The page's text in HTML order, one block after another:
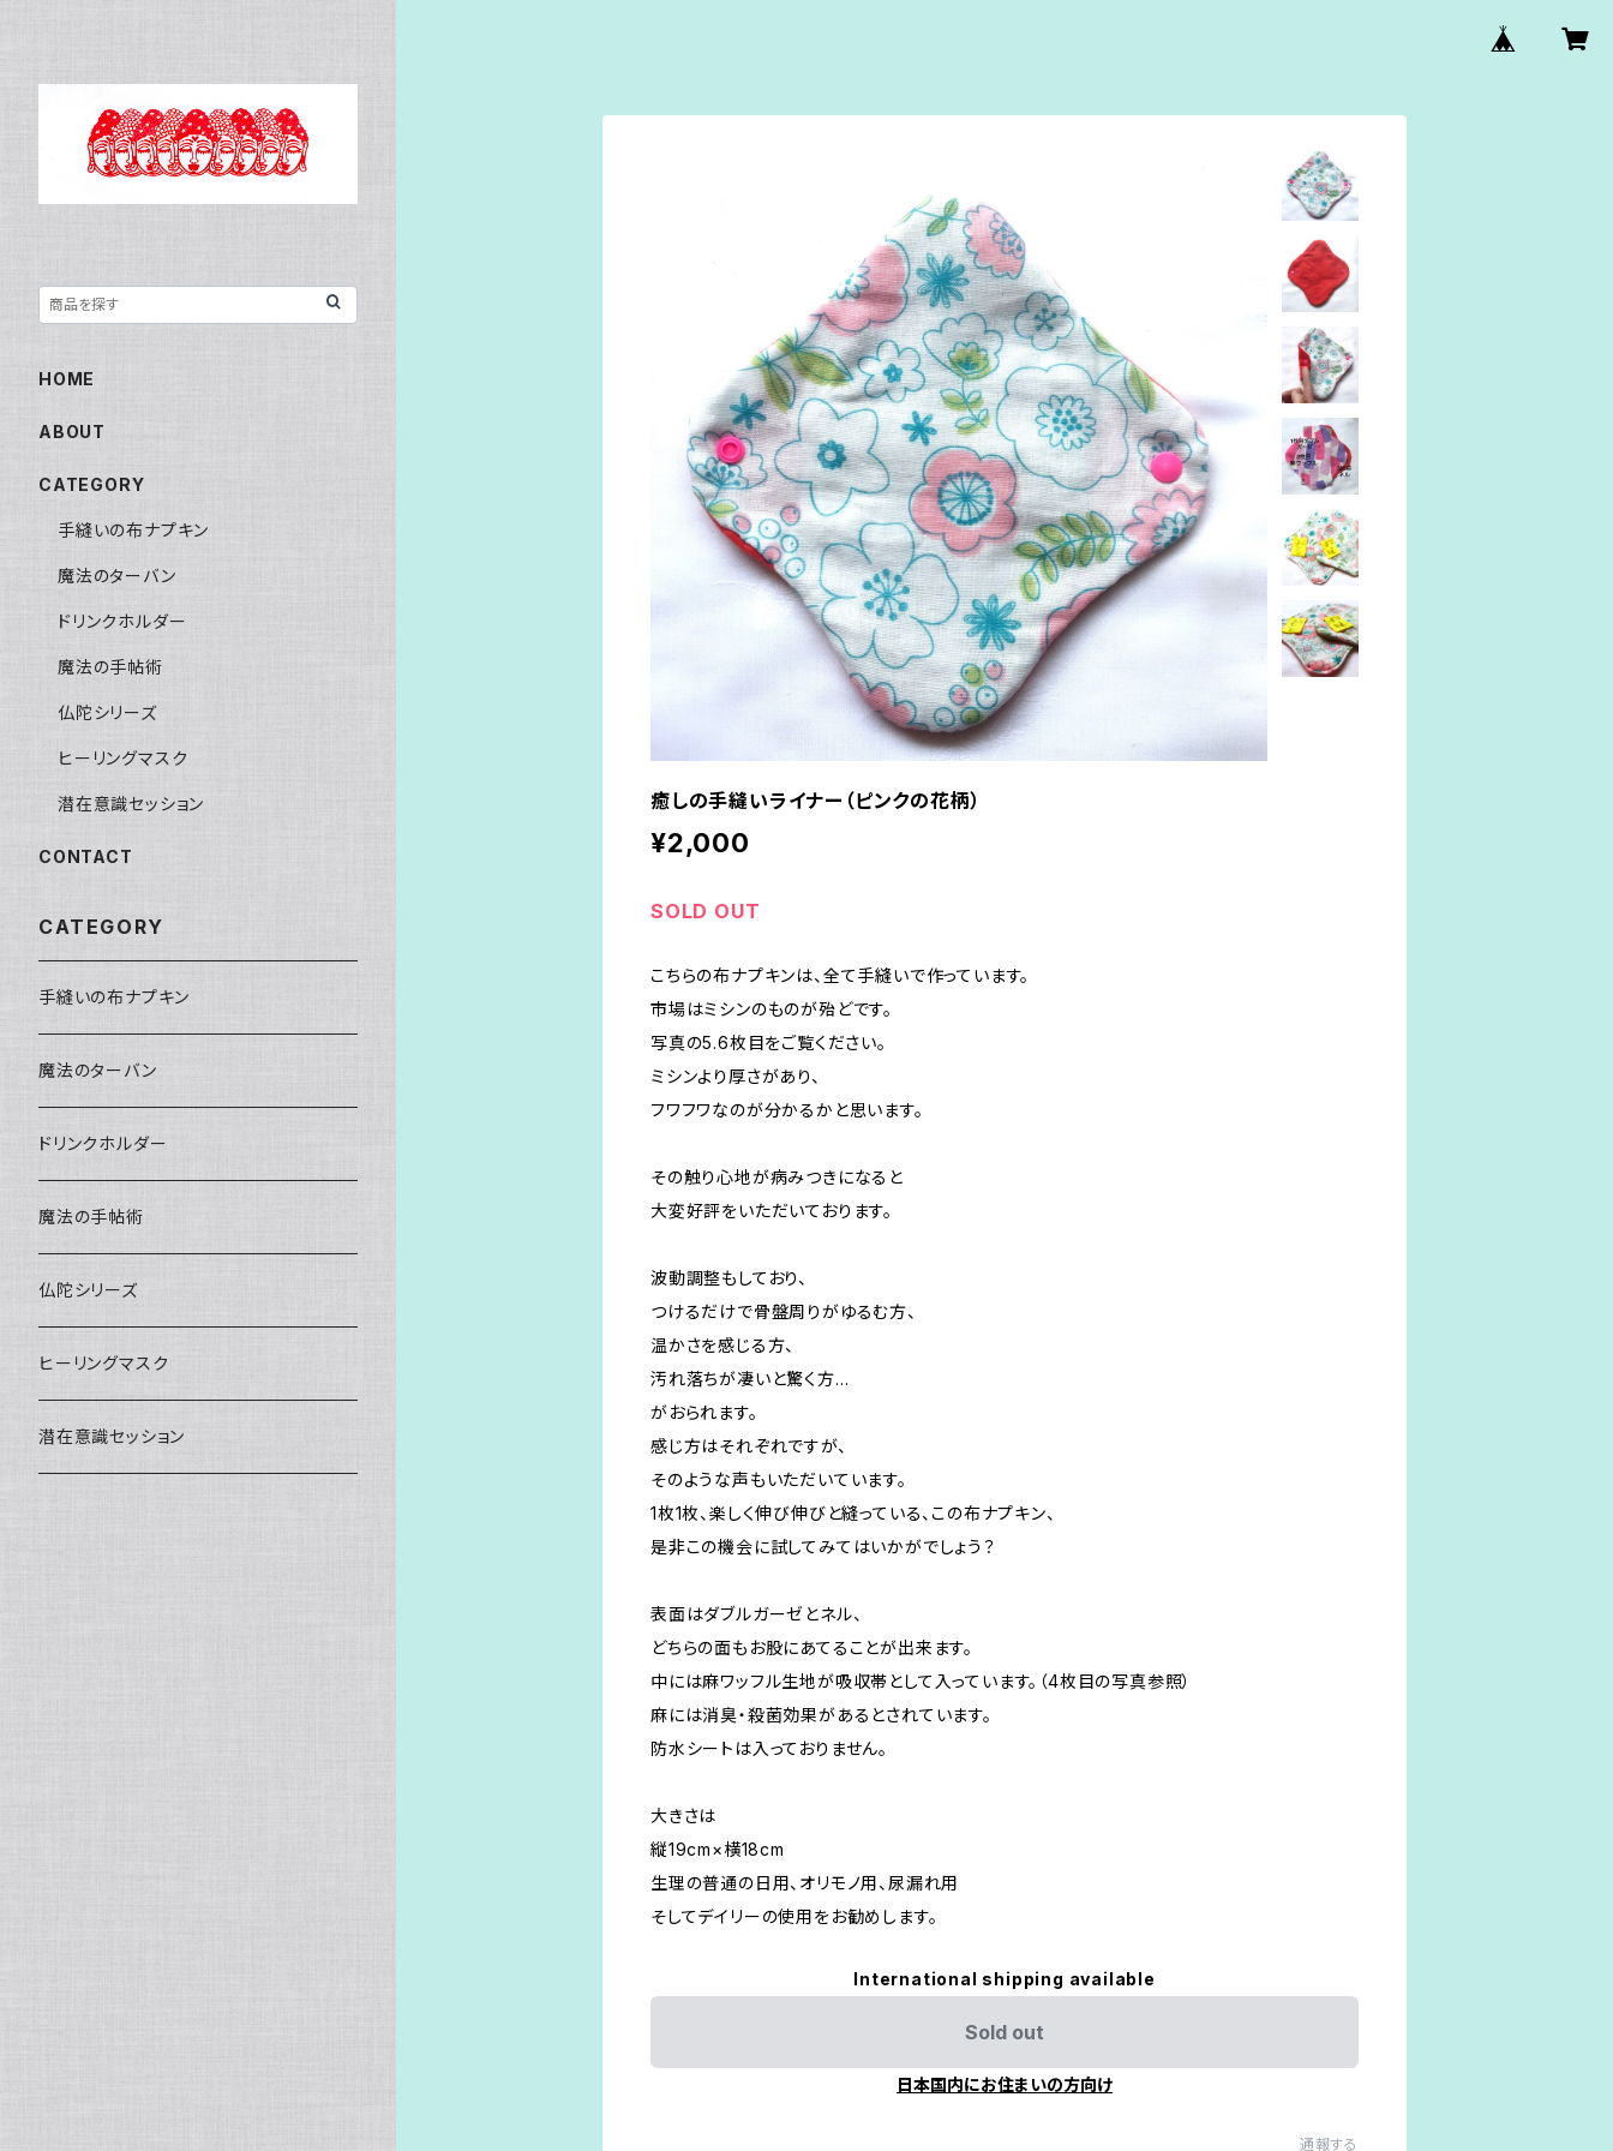
癒しの手縫いライナー（ピンクの花柄）
¥2,000
SOLD OUT
こちらの布ナプキンは、全て手縫いで作っています。
市場はミシンのものが殆どです。
写真の5.6枚目をご覧ください。
ミシンより厚さがあり、
フワフワなのが分かるかと思います。
その触り心地が病みつきになると
大変好評をいただいております。
波動調整もしており、
つけるだけで骨盤周りがゆるむ方、
温かさを感じる方、
汚れ落ちが凄いと驚く方…
がおられます。
感じ方はそれぞれですが、
そのような声もいただいています。
1枚1枚、楽しく伸び伸びと縫っている、この布ナプキン、
是非この機会に試してみてはいかがでしょう？
表面はダブルガーゼとネル、
どちらの面もお股にあてることが出来ます。
中には麻ワッフル生地が吸収帯として入っています。（4枚目の写真参照）
麻には消臭・殺菌効果があるとされています。
防水シートは入っておりません。
大きさは
縦19cm×横18cm
生理の普通の日用、オリモノ用、尿漏れ用
そしてデイリーの使用をお勧めします。
International shipping available
Sold out
日本国内にお住まいの方向け
通報する
HOME
ABOUT
CATEGORY
手縫いの布ナプキン
魔法のターバン
ドリンクホルダー
魔法の手帖術
仏陀シリーズ
ヒーリングマスク
潜在意識セッション
CONTACT
CATEGORY
手縫いの布ナプキン
魔法のターバン
ドリンクホルダー
魔法の手帖術
仏陀シリーズ
ヒーリングマスク
潜在意識セッション